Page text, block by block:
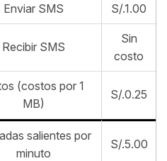
Enviar SMS S/.1.00
Recibir SMS
Sin
costo
(costos por 1
MB)
S/.0.25
salientes por
minuto
S/.5.00